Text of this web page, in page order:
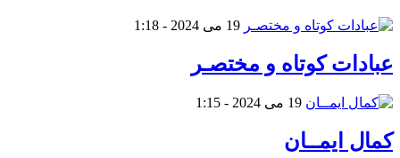
19 می 2024 - 1:18
عبادات کوتاه و مختصـر
19 می 2024 - 1:15
کمال ایمــان